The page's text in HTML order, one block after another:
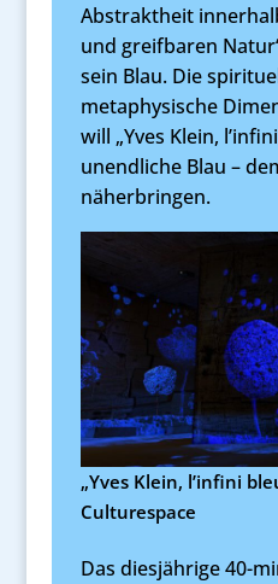
Abstraktheit
und greifbaren
sein Blau. Die
metaphysische
will „Yves Klein,
unendliche Blau –
näherbringen.
„Yves Klein, l’infini
Culturespace
Das diesjährige 40-